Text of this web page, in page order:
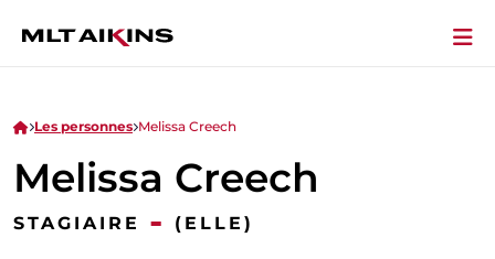
Les personnes Melissa Creech
Melissa Creech
STAGIAIRE - (ELLE)